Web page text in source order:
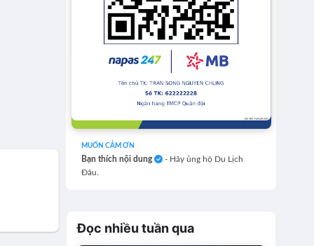
MUỐN CẢM ƠN
Bạn thích nội dung
- Hãy ủng hộ Du Lịch
Đâu.
Đọc nhiều tuần qua